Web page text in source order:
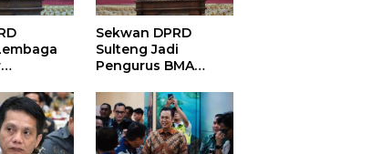
Sekwan DPRD
Sulteng Jadi
Pengurus BMA
Perkuat Pelestarian
Adat